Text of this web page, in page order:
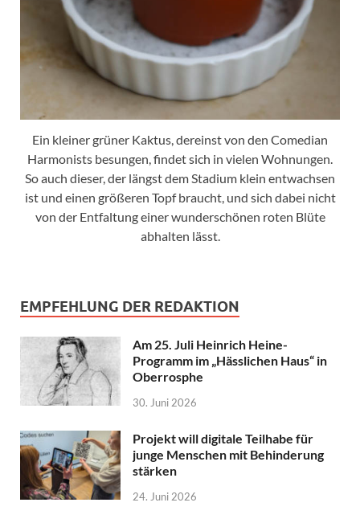
Ein kleiner grüner Kaktus, dereinst von den Comedian
Harmonists besungen, findet sich in vielen Wohnungen.
So auch dieser, der längst dem Stadium klein entwachsen
ist und einen größeren Topf braucht, und sich dabei nicht
von der Entfaltung einer wunderschönen roten Blüte
abhalten lässt.
EMPFEHLUNG DER REDAKTION
Am 25. Juli Heinrich Heine-
Programm im „Hässlichen Haus“ in
Oberrosphe
30. Juni 2026
Projekt will digitale Teilhabe für
junge Menschen mit Behinderung
stärken
24. Juni 2026